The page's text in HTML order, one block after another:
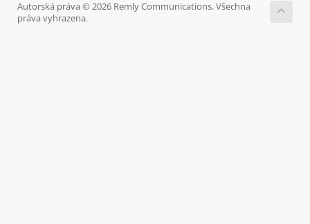
Autorská práva © 2026 Remly Communications. Všechna
práva vyhrazena.